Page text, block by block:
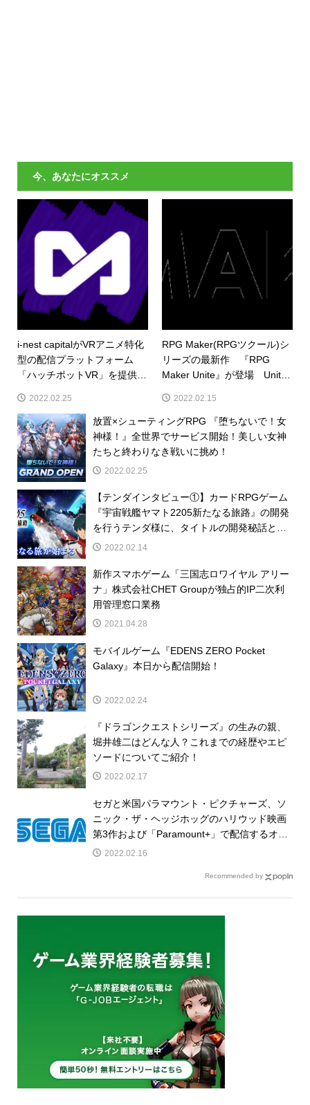
今、あなたにオススメ
i-nest capitalがVRアニメ特化
型の配信プラットフォーム
「ハッチポットVR」を提供す
2022.02.25
RPG Maker(RPGツクール)シ
リーズの最新作 『RPG
Maker Unite』が登場 Unity
の共演作！
2022.02.15
放置×シューティングRPG 『堕ちないで！女
神様！』全世界でサービス開始！美しい女神
たちと終わりなき戦いに挑め！
2022.02.25
【テンダインタビュー①】カードRPGゲーム
『宇宙戦艦ヤマト2205新たなる旅路』の開発
を行うテンダ様に、タイトルの開発秘話とテ
ンダが手掛けるゲームコンテンツ事業につい
2022.02.14
新作スマホゲーム「三国志ロワイヤル アリー
ナ」株式会社CHET Groupが独占的IP二次利
用管理窓口業務
2021.04.28
モバイルゲーム『EDENS ZERO Pocket
Galaxy』本日から配信開始！
2022.02.24
『ドラゴンクエストシリーズ』の生みの親、
堀井雄二はどんな人？これまでの経歴やエピ
ソードについてご紹介！
2022.02.17
セガと米国パラマウント・ピクチャーズ、ソ
ニック・ザ・ヘッジホッグのハリウッド映画
第3作および「Paramount+」で配信するオリ
ジナルTVシリーズの開発を発表
2022.02.16
Recommended by